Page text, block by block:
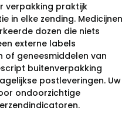
verpakking praktijk
in elke zending. Medicijnen
dozen die niets
externe labels
of geneesmiddelen van
buitenverpakking
postleveringen. Uw
ondoorzichtige